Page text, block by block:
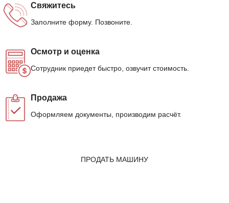
Свяжитесь
Заполните форму. Позвоните.
Осмотр и оценка
Сотрудник приедет быстро, озвучит стоимость.
Продажа
Оформляем документы, производим расчёт.
ПРОДАТЬ МАШИНУ